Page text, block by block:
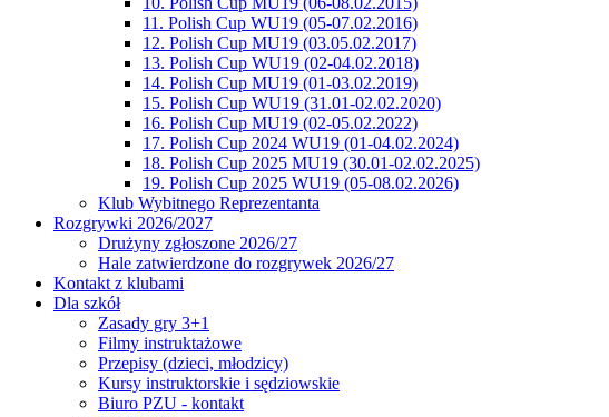
11. Polish Cup WU19 (05-07.02.2016)
12. Polish Cup MU19 (03.05.02.2017)
13. Polish Cup WU19 (02-04.02.2018)
14. Polish Cup MU19 (01-03.02.2019)
15. Polish Cup WU19 (31.01-02.02.2020)
16. Polish Cup MU19 (02-05.02.2022)
17. Polish Cup 2024 WU19 (01-04.02.2024)
18. Polish Cup 2025 MU19 (30.01-02.02.2025)
19. Polish Cup 2025 WU19 (05-08.02.2026)
Klub Wybitnego Reprezentanta
Rozgrywki 2026/2027
Drużyny zgłoszone 2026/27
Hale zatwierdzone do rozgrywek 2026/27
Kontakt z klubami
Dla szkół
Zasady gry 3+1
Filmy instruktażowe
Przepisy (dzieci, młodzicy)
Kursy instruktorskie i sędziowskie
Biuro PZU - kontakt